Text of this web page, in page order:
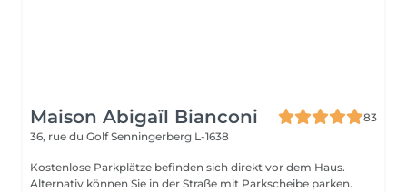
Maison Abigaïl Bianconi
83
36, rue du GolfSenningerberg L-1638
Kostenlose Parkplätze befinden sich direkt vor dem Haus.
Alternativ können Sie in der Straße mit Parkscheibe parken.